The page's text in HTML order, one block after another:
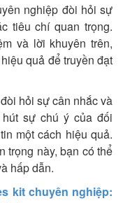
nghiệp đòi hỏi sự
tiêu chí quan trọng.
và lời khuyên trên,
quả để truyền đạt
hỏi sự cân nhắc và
sự chú ý của đối
một cách hiệu quả.
trọng này, bạn có thể
hấp dẫn.
kit chuyên nghiệp: